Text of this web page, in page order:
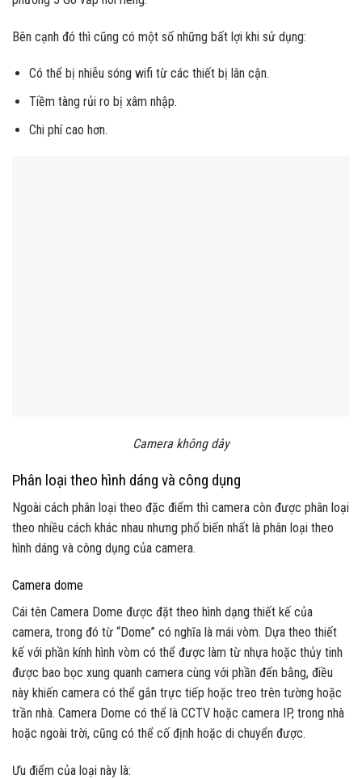
Bên cạnh đó thì cũng có một số những bất lợi khi sử dụng:
Có thể bị nhiễu sóng wifi từ các thiết bị lân cận.
Tiềm tàng rủi ro bị xâm nhập.
Chi phí cao hơn.
Camera không dây
Phân loại theo hình dáng và công dụng
Ngoài cách phân loại theo đặc điểm thì camera còn được phân loại
theo nhiều cách khác nhau nhưng phổ biến nhất là phân loại theo
hình dáng và công dụng của camera.
Camera dome
Cái tên Camera Dome được đặt theo hình dạng thiết kế của
camera, trong đó từ “Dome” có nghĩa là mái vòm. Dựa theo thiết
kế với phần kính hình vòm có thể được làm từ nhựa hoặc thủy tinh
được bao bọc xung quanh camera cùng với phần đến bằng, điều
này khiến camera có thể gắn trực tiếp hoặc treo trên tường hoặc
trần nhà. Camera Dome có thể là CCTV hoặc camera IP, trong nhà
hoặc ngoài trời, cũng có thể cố định hoặc di chuyển được.
Ưu điểm của loại này là: